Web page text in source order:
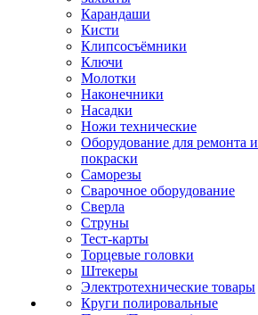
Карандаши
Кисти
Клипсосъёмники
Ключи
Молотки
Наконечники
Насадки
Ножи технические
Оборудование для ремонта и
покраски
Саморезы
Сварочное оборудование
Сверла
Струны
Тест-карты
Торцевые головки
Штекеры
Электротехнические товары
Круги полировальные